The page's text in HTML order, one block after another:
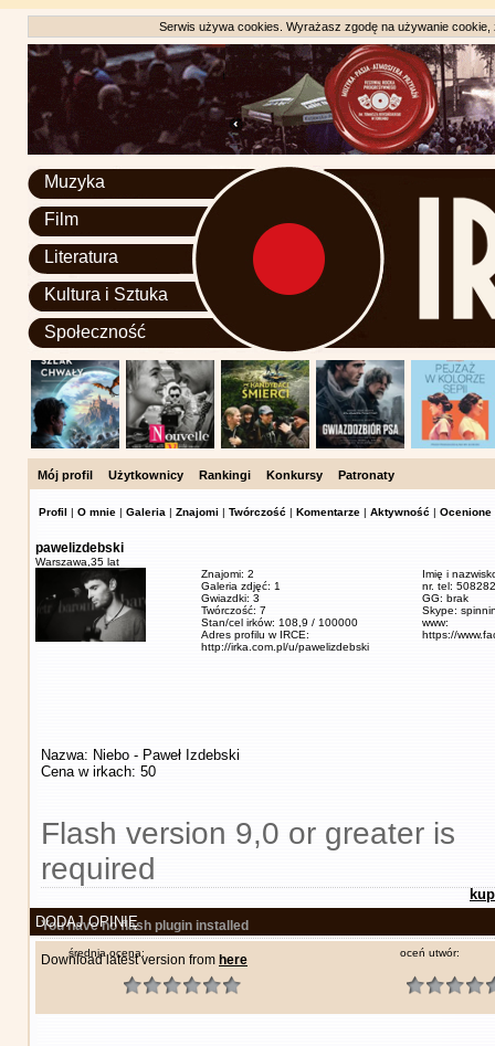
Serwis używa cookies. Wyrażasz zgodę na używanie
Muzyka
Film
Literatura
Kultura i Sztuka
Społeczność
Mój profil Użytkownicy Rankingi Konkursy Patronaty
Profil | O mnie | Galeria | Znajomi | Twórczość | Komentarze | Aktywność | Ocenione
pawelizdebski
Warszawa, 35 lat
Znajomi: 2
Galeria zdjęć: 1
Gwiazdki: 3
Twórczość: 7
Stan/cel irków: 108,9 / 100000
Adres profilu w IRCE:
http://irka.com.pl/u/pawelizdebski
Imię i
nr. tel:
GG: brak
Skype:
www:
https://
Nazwa: Niebo - Paweł Izdebski
Cena w irkach: 50
Flash version 9,0 or greater is
required
You have no flash plugin installed
Download latest version from here
DODAJ OPINIĘ
średnia ocena: oceń utwór: